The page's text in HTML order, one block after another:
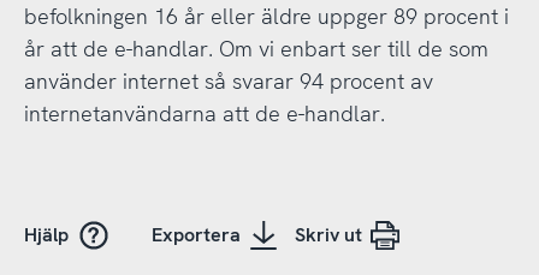
befolkningen 16 år eller äldre uppger 89 procent i
år att de e-handlar. Om vi enbart ser till de som
använder internet så svarar 94 procent av
internetanvändarna att de e-handlar.
Hjälp Exportera Skriv ut